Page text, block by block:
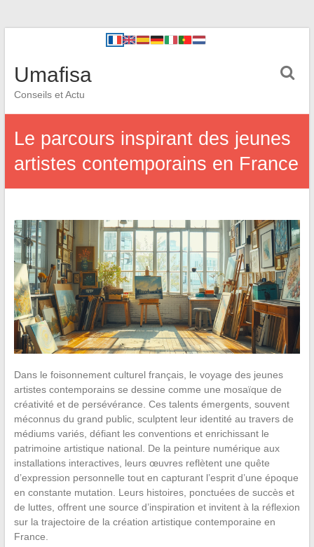
Umafisa
Conseils et Actu
Le parcours inspirant des jeunes
artistes contemporains en France
Dans le foisonnement culturel français, le voyage des jeunes
artistes contemporains se dessine comme une mosaïque de
créativité et de persévérance. Ces talents émergents, souvent
méconnus du grand public, sculptent leur identité au travers de
médiums variés, défiant les conventions et enrichissant le
patrimoine artistique national. De la peinture numérique aux
installations interactives, leurs œuvres reflètent une quête
d’expression personnelle tout en capturant l’esprit d’une époque
en constante mutation. Leurs histoires, ponctuées de succès et
de luttes, offrent une source d’inspiration et invitent à la réflexion
sur la trajectoire de la création artistique contemporaine en
France.